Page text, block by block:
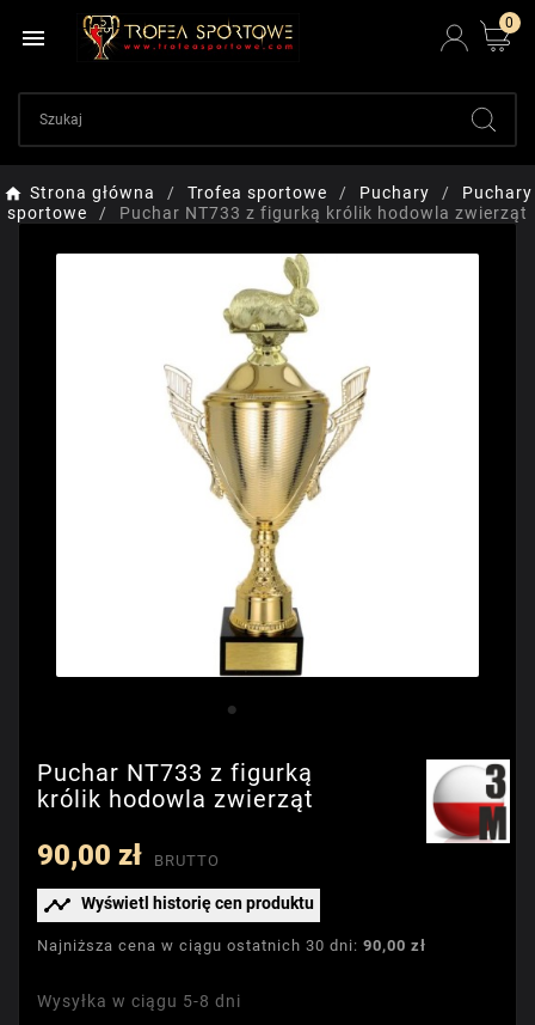

0
Strona główna Trofea sportowe Puchary
Puchary
sportowe
Puchar NT733 z figurką królik hodowla zwierząt
Puchar NT733 z figurką
królik hodowla zwierząt
90,00 zł BRUTTO
 Wyświetl historię cen produktu
Najniższa cena w ciągu ostatnich 30 dni: 90,00 zł
Wysyłka w ciągu 5-8 dni